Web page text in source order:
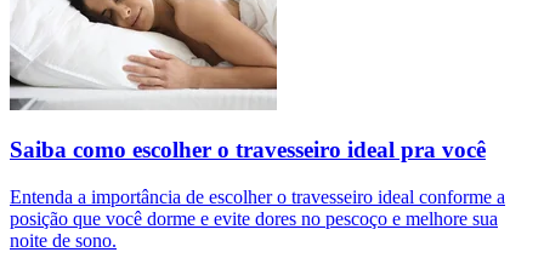
Saiba como escolher o travesseiro ideal pra você
Entenda a importância de escolher o travesseiro ideal conforme a
posição que você dorme e evite dores no pescoço e melhore sua
noite de sono.